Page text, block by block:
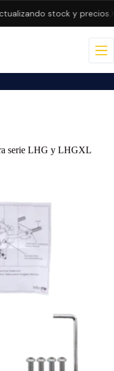
stock y precios.
serie LHG y LHGXL